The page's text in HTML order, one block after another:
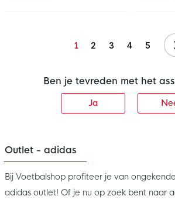
1 2 3 4 5
Ben je tevreden met het
Ja
Outlet - adidas
Bij Voetbalshop profiteer je van
adidas outlet! Of je nu op zoek bent naar